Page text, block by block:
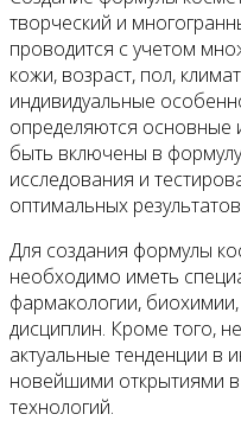
творческий и
проводится с учетом
кожи, возраст, пол,
индивидуальные
определяются основные
быть включены в
исследования и
оптимальных
Для создания формулы
необходимо иметь
фармакологии,
дисциплин. Кроме того,
актуальные тенденции в
новейшими открытиями
технологий.